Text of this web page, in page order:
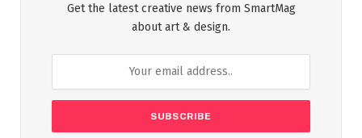
Get the latest creative news from SmartMag
about art & design.